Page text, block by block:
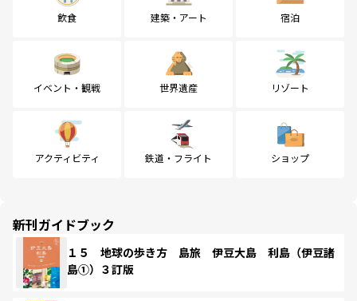
飲食 建築・アート 宿泊
イベント・観戦 世界遺産 リゾート
アクティビティ 鉄道・フライト ショップ
新刊ガイドブック
１５ 地球の歩き方 島旅 伊豆大島 利島（伊豆諸
島①）３訂版